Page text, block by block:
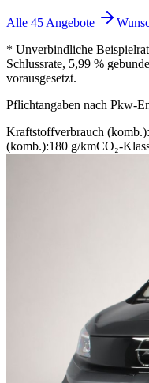
Alle 45 Angebote
* Unverbindliche
Schlussrate, 5,99 %
vorausgesetzt.
Pflichtangaben nach Pkw-
Kraftstoffverbrauch (komb.):
(komb.):180 g/kmCO₂-